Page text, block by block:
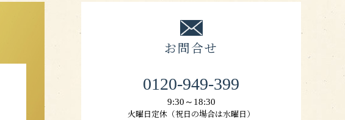
お問合せ
0120-949-399
9:30～18:30
火曜日定休（祝日の場合は水曜日）